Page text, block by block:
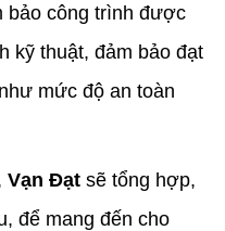
bảo công trình được
kỹ thuật, đảm bảo đạt
mức độ an toàn
Vạn Đạt sẽ tổng hợp,
để mang đến cho